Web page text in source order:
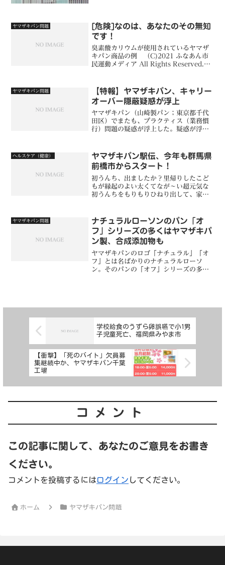
ヤマザキパン問題
[危険]なのは、あなたのその無知
です！
臭素酸カリウムが使用されているヤマザ
キパン商品の例 （C)2021 ふなあん市
民運動メディア All Rights Reserved.論
化し、互いにジスルフィド結合を...
ヤマザキパン問題
【特報】ヤマザキパン、キャリー
オーバー隠蔽疑惑が浮上
ヤマザキパン（山崎製パン；東京都千代
田区）でまたも、プラクティス（業務慣
行）問題の疑惑が浮上した。疑惑が浮上
像】やまざき 甘納豆ほとんどのメーカー
では、うぐいす豆などの...
ヘルスケア（健康）
ヤマザキパン駅伝、今年も群馬県
前橋市からスタート！
初うんち、出ましたか？里帰りしたこど
もが縁起のよい太くてなが〜い超元気な
初うんちをもりもりひねり出して、家族
がにまごわやさしい大好き超おてんばっ
子・わんぱくっ子には敵い...
ヤマザキパン問題
ナチュラルローソンのパン「オ
フ」シリーズの多くはヤマザキパ
ン製、合成添加物も
ヤマザキパンのロゴ「ナチュラル」「オ
フ」とは名ばかりのナチュラルローソ
ン。そのパンの「オフ」シリーズの多く
学校給食のうずら卵誤嚥で小1男
子児童死亡、福岡県みやま市
【衝撃】「死のバイト」欠員募
集継続中か、ヤマザキパン千葉
工場
コメント
この記事に関して、あなたのご意見をお書き
ください。
コメントを投稿するにはログイン してください。
ホーム ヤマザキパン問題